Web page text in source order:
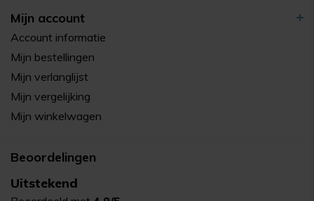
Mijn account
Account informatie
Mijn bestellingen
Mijn verlanglijst
Mijn vergelijking
Mijn winkelwagen
Beoordelingen
Uitstekend